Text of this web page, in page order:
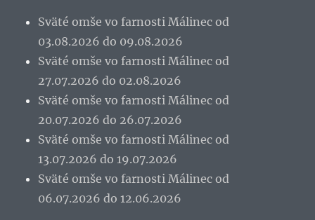
Sväté omše vo farnosti Málinec od
03.08.2026 do 09.08.2026
Sväté omše vo farnosti Málinec od
27.07.2026 do 02.08.2026
Sväté omše vo farnosti Málinec od
20.07.2026 do 26.07.2026
Sväté omše vo farnosti Málinec od
13.07.2026 do 19.07.2026
Sväté omše vo farnosti Málinec od
06.07.2026 do 12.06.2026